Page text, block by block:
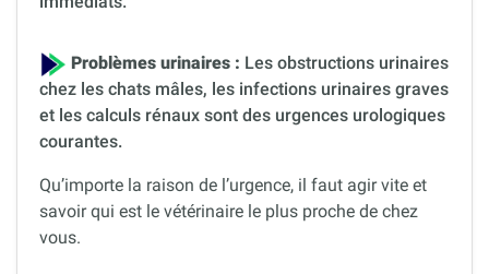
Problèmes urinaires : Les obstructions urinaires
chez les chats mâles, les infections urinaires graves
et les calculs rénaux sont des urgences urologiques
courantes.
Qu’importe la raison de l’urgence, il faut agir vite et
savoir qui est le vétérinaire le plus proche de chez
vous.